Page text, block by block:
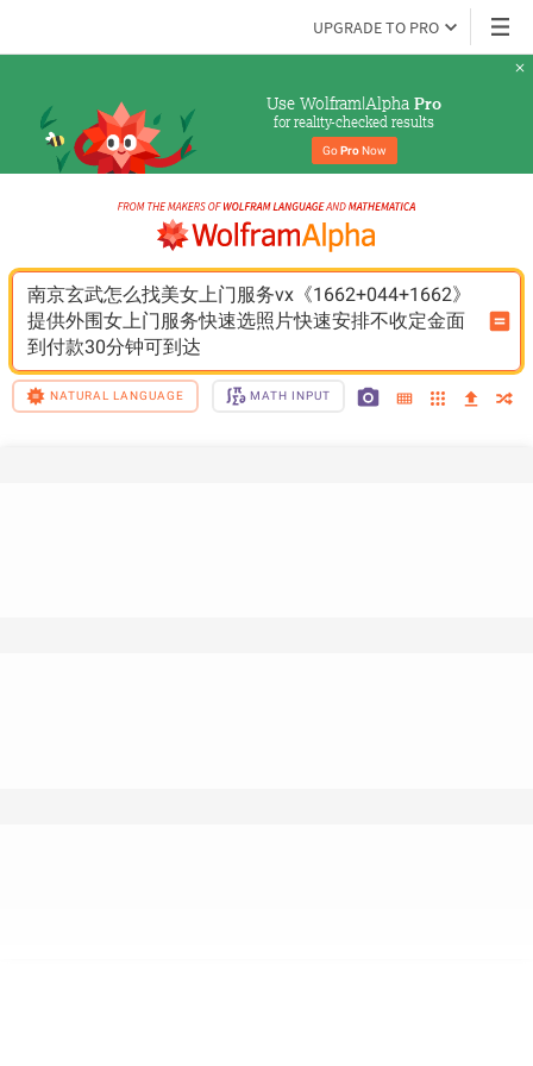
UPGRADE TO PRO
Use Wolfram|Alpha Pro
for reality-checked results
Go Pro Now
南京玄武怎么找美女上门服务vx《1662+044+1662》
提供外围女上门服务快速选照片快速安排不收定金面
到付款30分钟可到达
NATURAL LANGUAGE MATH INPUT